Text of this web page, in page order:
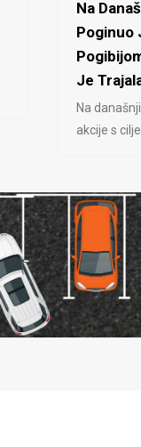
Na
Poginuo
Je
Na
akcije s